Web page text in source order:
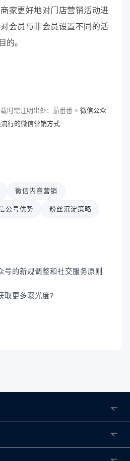
家更好地对门店营销活动进
会员与非会员设置不同的活
的。
时需注明出处：茄番番 » 微信公众
行的微信营销方式
微信内容营销
公号优势 粉丝沉淀策略
号的新规调整和社交服务原则
取更多曝光度?